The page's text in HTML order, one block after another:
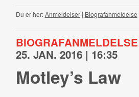
Du er her:Anmeldelser| Biografanmeldelse
BIOGRAFANMELDELSE
25. JAN. 2016 | 16:35
Motley’s Law